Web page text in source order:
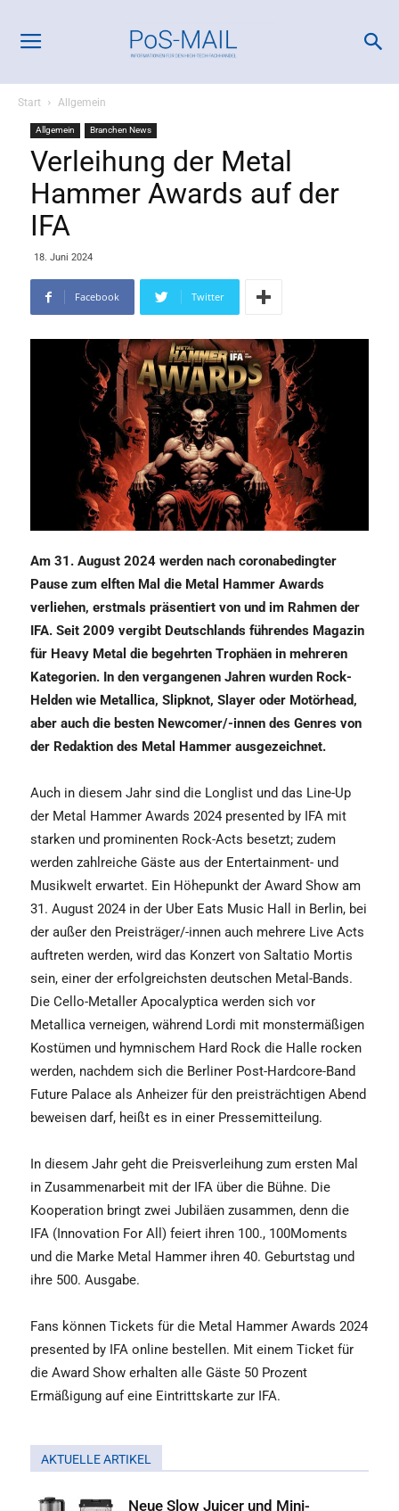
Start Allgemein
Allgemein Branchen News
Verleihung der Metal
Hammer Awards auf der
IFA
18. Juni 2024
Facebook Twitter
Am 31. August 2024 werden nach coronabedingter
Pause zum elften Mal die Metal Hammer Awards
verliehen, erstmals präsentiert von und im Rahmen der
IFA. Seit 2009 vergibt Deutschlands führendes Magazin
für Heavy Metal die begehrten Trophäen in mehreren
Kategorien. In den vergangenen Jahren wurden Rock-
Helden wie Metallica, Slipknot, Slayer oder Motörhead,
aber auch die besten Newcomer/-innen des Genres von
der Redaktion des Metal Hammer ausgezeichnet.
Auch in diesem Jahr sind die Longlist und das Line-Up
der Metal Hammer Awards 2024 presented by IFA mit
starken und prominenten Rock-Acts besetzt; zudem
werden zahlreiche Gäste aus der Entertainment- und
Musikwelt erwartet. Ein Höhepunkt der Award Show am
31. August 2024 in der Uber Eats Music Hall in Berlin, bei
der außer den Preisträger/-innen auch mehrere Live Acts
auftreten werden, wird das Konzert von Saltatio Mortis
sein, einer der erfolgreichsten deutschen Metal-Bands.
Die Cello-Metaller Apocalyptica werden sich vor
Metallica verneigen, während Lordi mit monstermäßigen
Kostümen und hymnischem Hard Rock die Halle rocken
werden, nachdem sich die Berliner Post-Hardcore-Band
Future Palace als Anheizer für den preisträchtigen Abend
beweisen darf, heißt es in einer Pressemitteilung.
In diesem Jahr geht die Preisverleihung zum ersten Mal
in Zusammenarbeit mit der IFA über die Bühne. Die
Kooperation bringt zwei Jubiläen zusammen, denn die
IFA (Innovation For All) feiert ihren 100., 100Moments
und die Marke Metal Hammer ihren 40. Geburtstag und
ihre 500. Ausgabe.
Fans können Tickets für die Metal Hammer Awards 2024
presented by IFA online bestellen. Mit einem Ticket für
die Award Show erhalten alle Gäste 50 Prozent
Ermäßigung auf eine Eintrittskarte zur IFA.
AKTUELLE ARTIKEL
Neue Slow Juicer und Mini-